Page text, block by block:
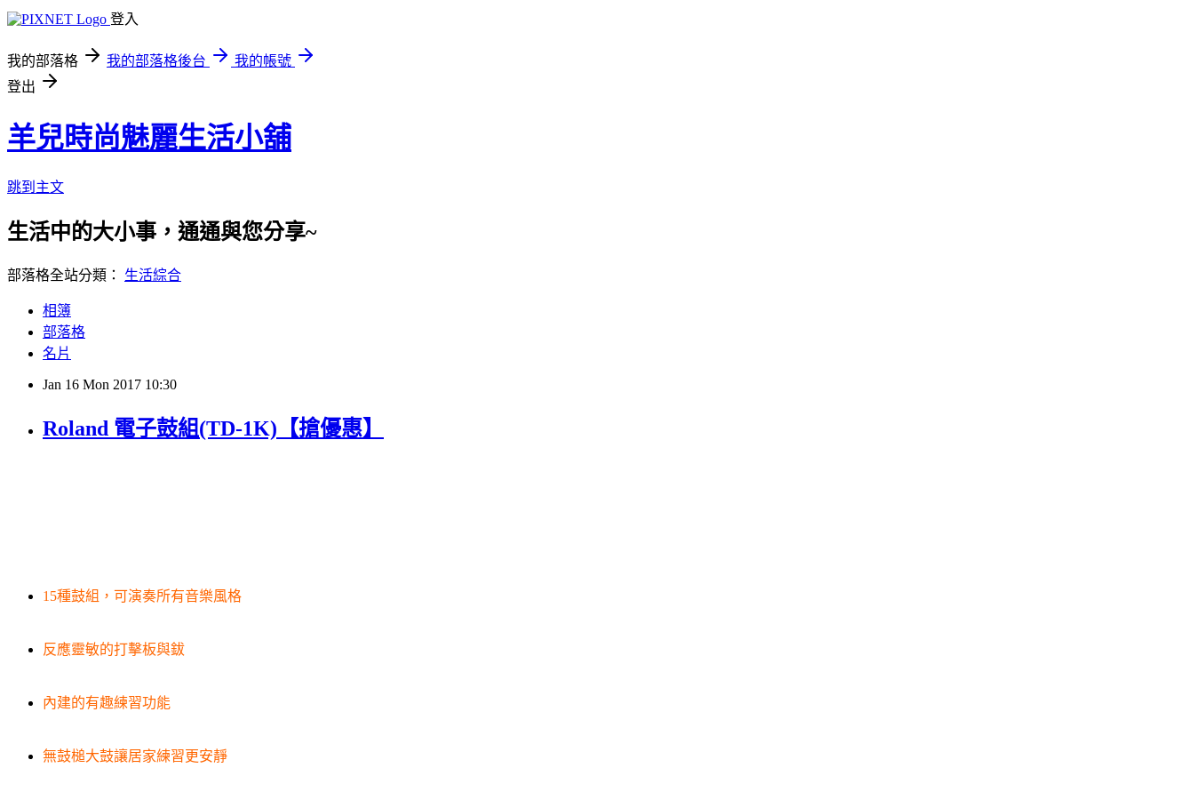
登入
我的部落格 我的部落格後台
我的帳號
登出
羊兒時尚魅麗生活小舖
跳到主文
生活中的大小事，通通與您分享~
部落格全站分類： 生活綜合
相簿
部落格
名片
Jan 16 Mon 2017 10:30
Roland 電子鼓組(TD-1K)【搶優惠】
15種鼓組，可演奏所有音樂風格
反應靈敏的打擊板與鈸
內建的有趣練習功能
無鼓槌大鼓讓居家練習更安靜